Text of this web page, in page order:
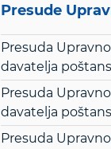
Presude
Presuda
davatelja
Presuda
davatelja
Presuda